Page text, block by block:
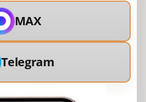
MAX
Telegram